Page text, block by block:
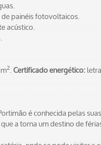
de painéis fotovoltaicos.
acústico.
m2. Certificado energético:
é conhecida pelas
a torna um destino de